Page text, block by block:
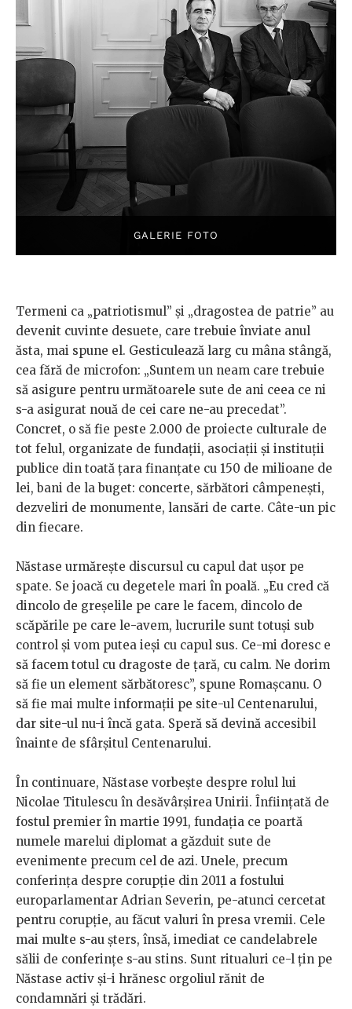
Termeni ca „patriotismul” și „dragostea de patrie” au
devenit cuvinte desuete, care trebuie înviate anul
ăsta, mai spune el. Gesticulează larg cu mâna stângă,
cea fără de microfon: „Suntem un neam care trebuie
să asigure pentru următoarele sute de ani ceea ce ni
s-a asigurat nouă de cei care ne-au precedat”.
Concret, o să fie peste 2.000 de proiecte culturale de
tot felul, organizate de fundații, asociații și instituții
publice din toată țara finanțate cu 150 de milioane de
lei, bani de la buget: concerte, sărbători câmpenești,
dezveliri de monumente, lansări de carte. Câte-un pic
din fiecare.
Năstase urmărește discursul cu capul dat ușor pe
spate. Se joacă cu degetele mari în poală. „Eu cred că
dincolo de greșelile pe care le facem, dincolo de
scăpările pe care le-avem, lucrurile sunt totuși sub
control și vom putea ieși cu capul sus. Ce-mi doresc e
să facem totul cu dragoste de țară, cu calm. Ne dorim
să fie un element sărbătoresc”, spune Romașcanu. O
să fie mai multe informații pe site-ul Centenarului,
dar site-ul nu-i încă gata. Speră să devină accesibil
înainte de sfârșitul Centenarului.
În continuare, Năstase vorbește despre rolul lui
Nicolae Titulescu în desăvârșirea Unirii. Înființată de
fostul premier în martie 1991, fundația ce poartă
numele marelui diplomat a găzduit sute de
evenimente precum cel de azi. Unele, precum
conferința despre corupție din 2011 a fostului
europarlamentar Adrian Severin, pe-atunci cercetat
pentru corupție, au făcut valuri în presa vremii. Cele
mai multe s-au șters, însă, imediat ce candelabrele
sălii de conferințe s-au stins. Sunt ritualuri ce-l țin pe
Năstase activ și-i hrănesc orgoliul rănit de
condamnări și trădări.